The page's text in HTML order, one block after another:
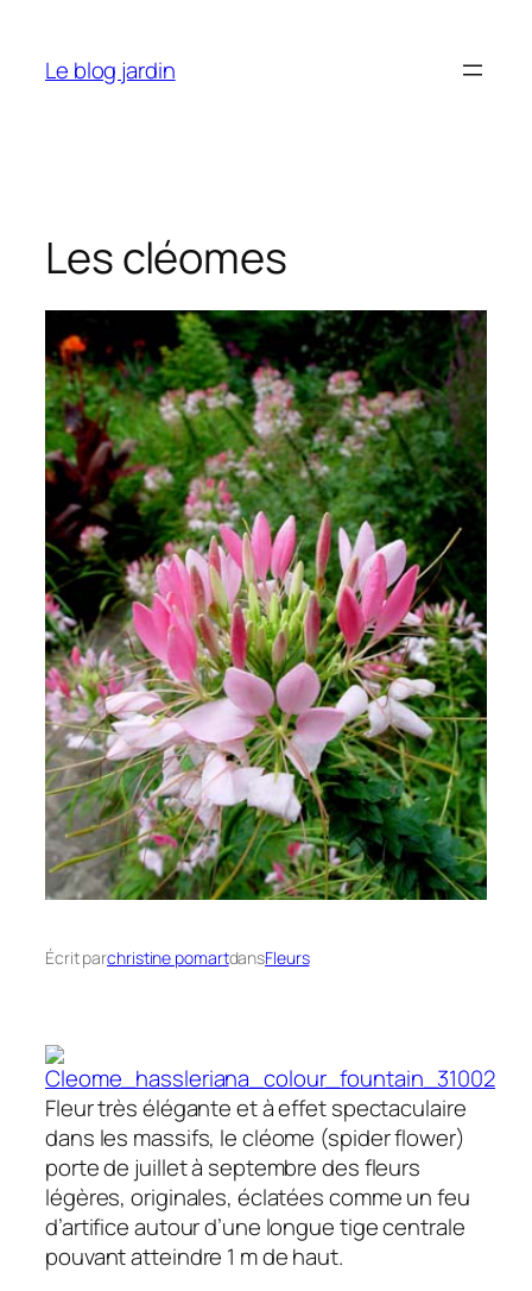
contenu
Le blog jardin
Les cléomes
Écrit parchristine pomartdansFleurs
Fleur très élégante et à effet spectaculaire
dans les massifs, le cléome (spider flower)
porte de juillet à septembre des fleurs
légères, originales, éclatées comme un feu
d’artifice autour d’une longue tige centrale
pouvant atteindre 1 m de haut.